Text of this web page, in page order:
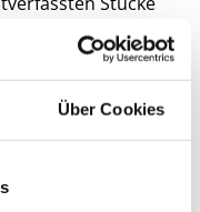
Über Cookies
up präsentiert
den Spielarten
Story-Telling,
Bühne alles